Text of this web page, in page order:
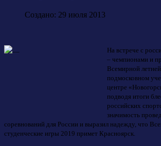
Создано: 29 июля 2013
На встрече с
– чемпионами и
Всемирной
подмосковном
центре
подводя итоги
российских
значимость
соревнований для России и выразил надежду, что
студенческие игры 2019 примет Красноярск.